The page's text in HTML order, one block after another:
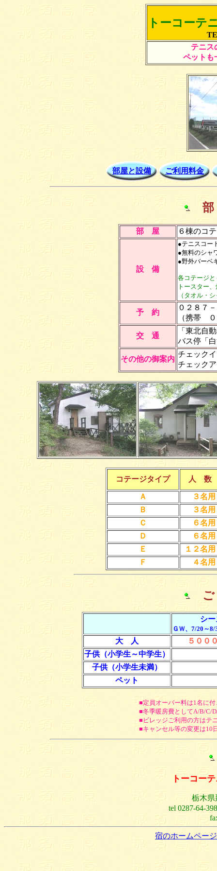
トーコーテ
テニス
ペットも
部屋と設備 ご利用料金
部
部 屋 ６棟のコ
設 備
●テニスコー
●無料のシャ
●野外バーベ
各コテージ
トースター
（タオル・
予 約
０２８７
（携帯
交 通
「東北自
バス停「
その他の御案内
チェック
チェック
コテージタイプ 人
Ａ
３名用
Ｂ
３名用
Ｃ
６名用
Ｄ
６名用
Ｅ
１２名用
Ｆ
４名用
ご
シ
ＧＷ、7/20～
大 人
５００
子供（小学生～中学生）
子供（小学生未満）
ペット
■定員オーバー料は1名に
■冬季暖房費としてA/B/C/
■ビレッジご利用の方はテ
■キャンセル等の変更は10
トーコー
栃木県
tel 0287-64-
宿のホームページ